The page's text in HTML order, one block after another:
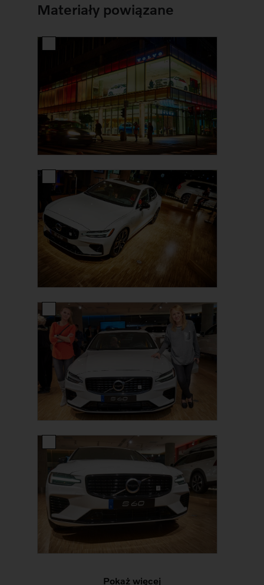
Materiały powiązane
Pokaż więcej